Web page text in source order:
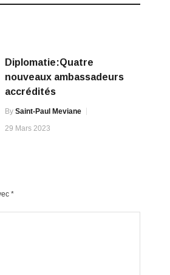
Diplomatie:Quatre
nouveaux ambassadeurs
accrédités
By Saint-Paul Meviane
29 Mars 2023
*